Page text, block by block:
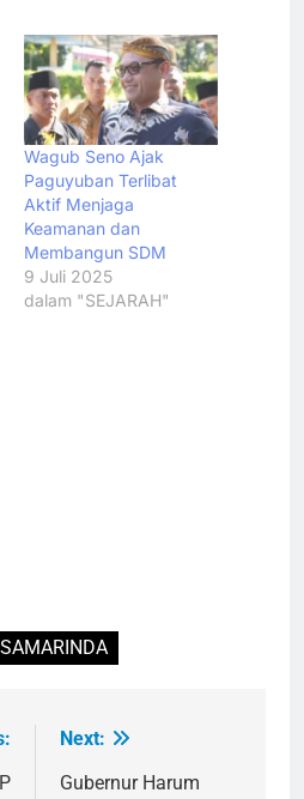
Wagub Seno Ajak
Paguyuban Terlibat
Aktif Menjaga
Keamanan dan
Membangun SDM
9 Juli 2025
dalam "SEJARAH"
SAMARINDA
Next:
Gubernur Harum